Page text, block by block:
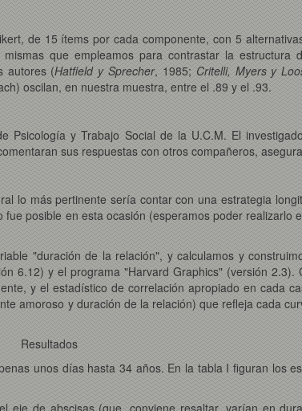
de 15 ítems por cada componente, con 5
que empleamos para contrastar la estructura
autores (Hatfield y Sprecher, 1985; Critelli, Myers y
oscilan, en nuestra muestra, entre el .89 y el .93.
Psicología y Trabajo Social de la U.C.M. El
sus respuestas con otros compañeros,
lo más pertinente sería contar con una estrategia
posible en esta ocasión (esperamos poder realizarlo
"duración de la relación", y calculamos y
6.12) y el programa "Harvard Graphics" (versión
y el estadístico de correlación apropiado en cada
amoroso y duración de la relación) que refleja cada
Resultados
unos días hasta 34 años. En la tabla I figuran los
de abscisas (que, conviene resaltar, varían en